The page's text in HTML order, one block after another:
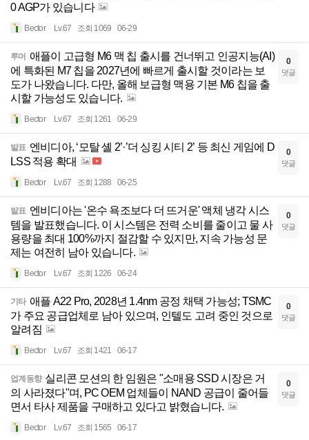
0 AGP가 있습니다
Bector Lv.67 조회 1069 06-29
루머 애플이 고급형 M6 맥 칩 출시를 건너뛰고 인공지능(AI)
에 특화된 M7 칩을 2027년에 빠르게 출시할 것이라는 보
도가 나왔습니다. 다만, 올해 보급형 맥용 기본 M6 칩을 출
시할 가능성도 있습니다.
Bector Lv.67 조회 1261 06-29
0
댓글
발표 엔비디아, ‘모탈 셸 2’·’더 싱킹 시티 2’ 등 최신 게임에 D
LSS 적용 확대
Bector Lv.67 조회 1288 06-25
0
댓글
발표 엔비디아는 '온수 욕조보다 더 뜨거운' 액체 냉각 시스
템을 발표했습니다. 이 시스템은 전력 소비를 줄이고 물 사
용량을 최대 100%까지 절감할 수 있지만, 지속 가능성 문
제는 여전히 남아 있습니다.
Bector Lv.67 조회 1226 06-24
0
댓글
기타 애플 A22 Pro, 2028년 1.4nm 공정 채택 가능성; TSMC
가 주요 공급업체로 남아 있으며, 인텔도 고려 중인 것으로
알려짐
Bector Lv.67 조회 1421 06-17
0
댓글
업계동향 실리콘 모션의 한 임원은 "소매용 SSD 시장은 거
의 사라졌다"며, PC OEM 업체들이 NAND 공급이 줄어들
면서 타사 제품을 구매하고 있다고 밝혔습니다.
Bector Lv.67 조회 1565 06-17
0
댓글